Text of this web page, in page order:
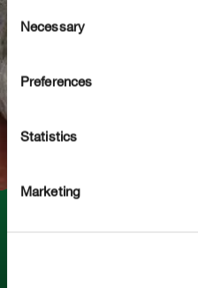
Selection
Necessary
Preferences
Statistics
Marketing